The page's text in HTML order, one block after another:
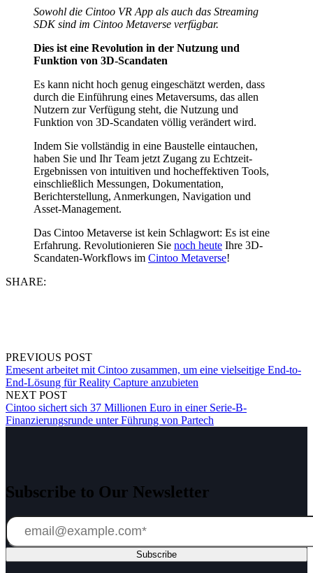
Sowohl die Cintoo VR App als auch das Streaming
SDK sind im Cintoo Metaverse verfügbar.
Dies ist eine Revolution in der Nutzung und
Funktion von 3D-Scandaten
Es kann nicht hoch genug eingeschätzt werden, dass
durch die Einführung eines Metaversums, das allen
Nutzern zur Verfügung steht, die Nutzung und
Funktion von 3D-Scandaten völlig verändert wird.
Indem Sie vollständig in eine Baustelle eintauchen,
haben Sie und Ihr Team jetzt Zugang zu Echtzeit-
Ergebnissen von intuitiven und hocheffektiven Tools,
einschließlich Messungen, Dokumentation,
Berichterstellung, Anmerkungen, Navigation und
Asset-Management.
Das Cintoo Metaverse ist kein Schlagwort: Es ist eine
Erfahrung. Revolutionieren Sie noch heute Ihre 3D-
Scandaten-Workflows im Cintoo Metaverse!
SHARE:
PREVIOUS POST
Emesent arbeitet mit Cintoo zusammen, um eine vielseitige End-to-
End-Lösung für Reality Capture anzubieten
NEXT POST
Cintoo sichert sich 37 Millionen Euro in einer Serie-B-
Finanzierungsrunde unter Führung von Partech
Subscribe to Our Newsletter